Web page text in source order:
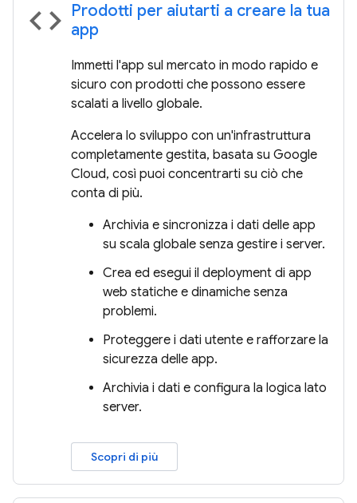
code Prodotti per aiutarti a creare la tua
app
Immetti l'app sul mercato in modo rapido e
sicuro con prodotti che possono essere
scalati a livello globale.
Accelera lo sviluppo con un'infrastruttura
completamente gestita, basata su Google
Cloud, così puoi concentrarti su ciò che
conta di più.
Archivia e sincronizza i dati delle app
su scala globale senza gestire i server.
Crea ed esegui il deployment di app
web statiche e dinamiche senza
problemi.
Proteggere i dati utente e rafforzare la
sicurezza delle app.
Archivia i dati e configura la logica lato
server.
Scopri di più